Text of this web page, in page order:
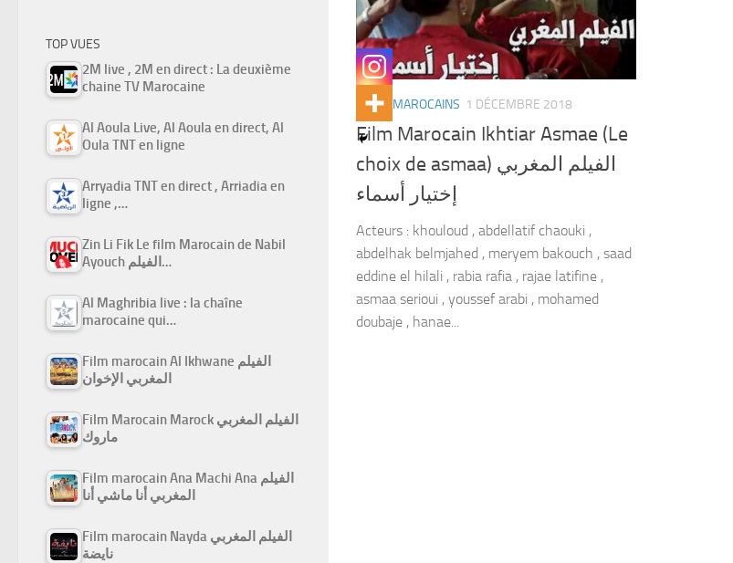
FILMS MAROCAINS 1 DÉCEMBRE 2018
Film Marocain Ikhtiar Asmae (Le
choix de asmaa) الفيلم المغربي
إختيار أسماء
Acteurs : khouloud , abdellatif chaouki ,
abdelhak belmjahed , meryem bakouch , saad
eddine el hilali , rabia rafia , rajae latifine ,
asmaa serioui , youssef arabi , mohamed
doubaje , hanae...
TOP VUES
2M live , 2M en direct : La deuxième
chaine TV Marocaine
Al Aoula Live, Al Aoula en direct, Al
Oula TNT en ligne
Arryadia TNT en direct , Arriadia en
ligne ,…
Zin Li Fik Le film Marocain de Nabil
Ayouch الفيلم…
Al Maghribia live : la chaîne
marocaine qui…
Film marocain Al Ikhwane الفيلم
المغربي الإخوان
Film Marocain Marock الفيلم المغربي
ماروك
Film marocain Ana Machi Ana الفيلم
المغربي أنا ماشي أنا
Film marocain Nayda الفيلم المغربي
نايضة